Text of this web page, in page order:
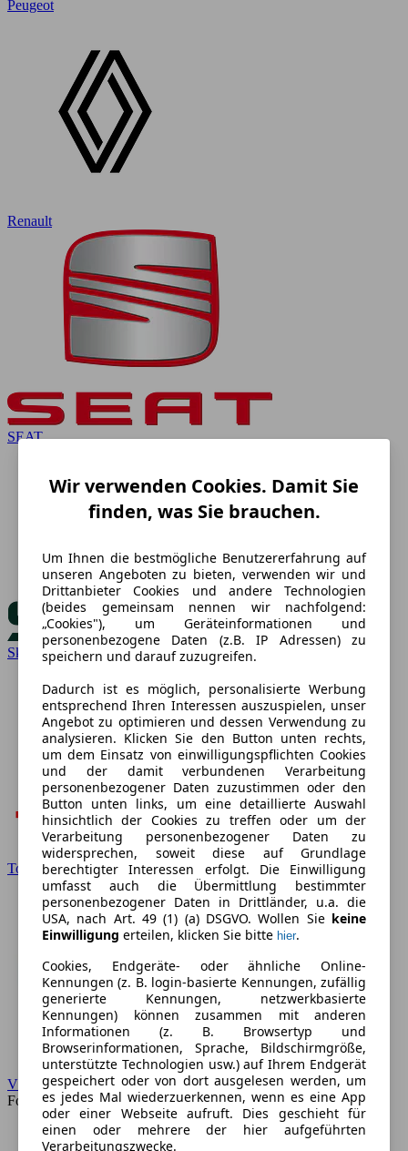
Peugeot
Renault
SEAT
Skoda
Toyota
VW
Forum
Wir verwenden Cookies. Damit Sie
finden, was Sie brauchen.
Um Ihnen die bestmögliche Benutzererfahrung auf
unseren Angeboten zu bieten, verwenden wir und
Drittanbieter Cookies und andere Technologien
(beides gemeinsam nennen wir nachfolgend:
„Cookies"), um Geräteinformationen und
personenbezogene Daten (z.B. IP Adressen) zu
speichern und darauf zuzugreifen.
Dadurch ist es möglich, personalisierte Werbung
entsprechend Ihren Interessen auszuspielen, unser
Angebot zu optimieren und dessen Verwendung zu
analysieren. Klicken Sie den Button unten rechts,
um dem Einsatz von einwilligungspflichten Cookies
und der damit verbundenen Verarbeitung
personenbezogener Daten zuzustimmen oder den
Button unten links, um eine detaillierte Auswahl
hinsichtlich der Cookies zu treffen oder um der
Verarbeitung personenbezogener Daten zu
widersprechen, soweit diese auf Grundlage
berechtigter Interessen erfolgt. Die Einwilligung
umfasst auch die Übermittlung bestimmter
personenbezogener Daten in Drittländer, u.a. die
USA, nach Art. 49 (1) (a) DSGVO. Wollen Sie keine
Einwilligung erteilen, klicken Sie bitte hier.
Cookies, Endgeräte- oder ähnliche Online-
Kennungen (z. B. login-basierte Kennungen, zufällig
generierte Kennungen, netzwerkbasierte
Kennungen) können zusammen mit anderen
Informationen (z. B. Browsertyp und
Browserinformationen, Sprache, Bildschirmgröße,
unterstützte Technologien usw.) auf Ihrem Endgerät
gespeichert oder von dort ausgelesen werden, um
es jedes Mal wiederzuerkennen, wenn es eine App
oder einer Webseite aufruft. Dies geschieht für
einen oder mehrere der hier aufgeführten
Verarbeitungszwecke.